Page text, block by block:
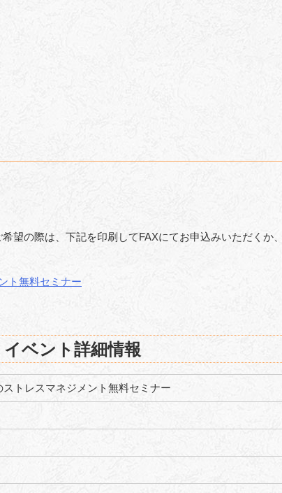
望の際は、下記を印刷してFAXにてお申込みいただくか
ト無料セミナー
イベント詳細情報
トレスマネジメント無料セミナー